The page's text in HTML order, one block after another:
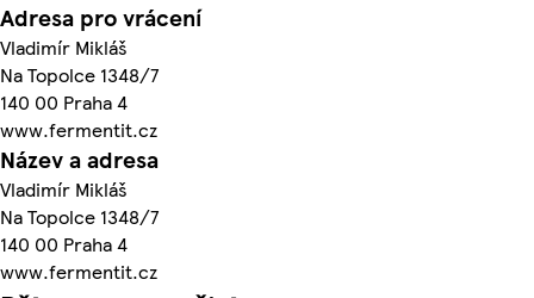
Adresa pro vrácení
Vladimír Mikláš
Na Topolce 1348/7
140 00 Praha 4
www.fermentit.cz
Název a adresa
Vladimír Mikláš
Na Topolce 1348/7
140 00 Praha 4
www.fermentit.cz